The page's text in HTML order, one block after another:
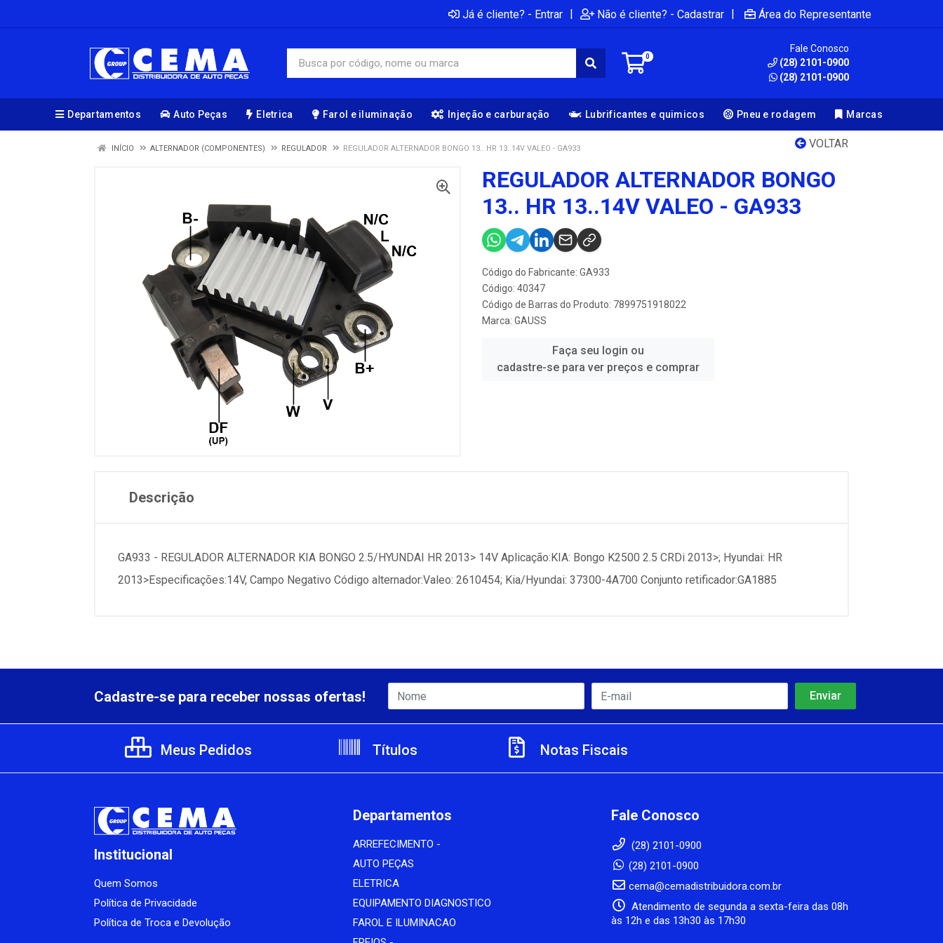
Já é cliente? - Entrar | Não é cliente? - Cadastrar | Área do Representante
0
Fale Conosco
(28) 2101-0900
(28) 2101-0900
Departamentos Auto Peças Eletrica Farol e iluminação Injeção e carburação Lubrificantes e quimicos Pneu e rodagem Marcas
VOLTAR
INÍCIO ALTERNADOR (COMPONENTES) REGULADOR REGULADOR ALTERNADOR BONGO 13.. HR 13..14V VALEO - GA933
REGULADOR ALTERNADOR BONGO
13.. HR 13..14V VALEO - GA933
Código do Fabricante: GA933
Código: 40347
Código de Barras do Produto: 7899751918022
Marca: GAUSS
Faça seu login ou
cadastre-se para ver preços e comprar
Descrição
GA933 - REGULADOR ALTERNADOR KIA BONGO 2.5/HYUNDAI HR 2013> 14V Aplicação:KIA: Bongo K2500 2.5 CRDi 2013>; Hyundai: HR
2013>Especificações:14V, Campo Negativo Código alternador:Valeo: 2610454; Kia/Hyundai: 37300-4A700 Conjunto retificador:GA1885
Cadastre-se para receber nossas ofertas!
Meus Pedidos Títulos Notas Fiscais
Institucional
Quem Somos
Política de Privacidade
Política de Troca e Devolução
Departamentos
ARREFECIMENTO -
AUTO PEÇAS
ELETRICA
EQUIPAMENTO DIAGNOSTICO
FAROL E ILUMINACAO
Fale Conosco
(28) 2101-0900
(28) 2101-0900
cema@cemadistribuidora.com.br
Atendimento de segunda a sexta-feira das 08h
às 12h e das 13h30 às 17h30